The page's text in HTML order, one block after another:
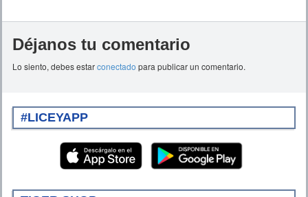
Déjanos tu comentario
Lo siento, debes estarconectado para publicar un comentario.
#LICEYAPP